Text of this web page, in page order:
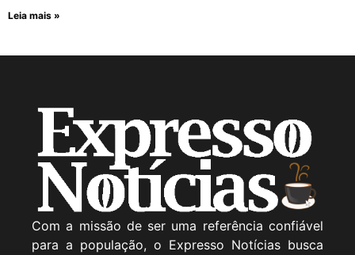
Leia mais »
Com a missão de ser uma referência confiável
para a população, o Expresso Notícias busca